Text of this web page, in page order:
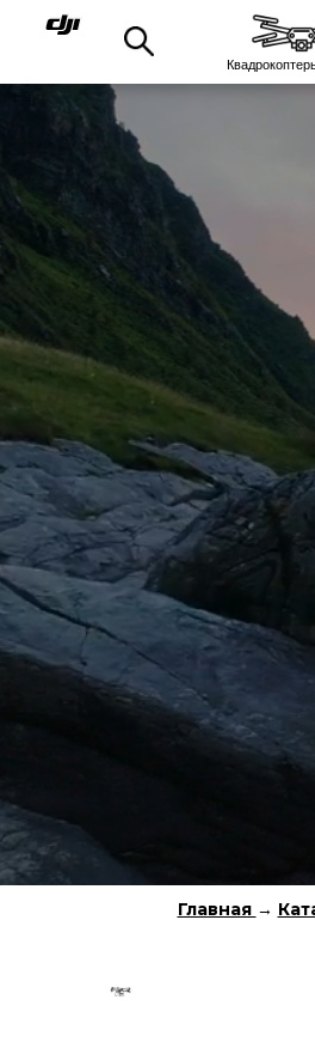
Главная →